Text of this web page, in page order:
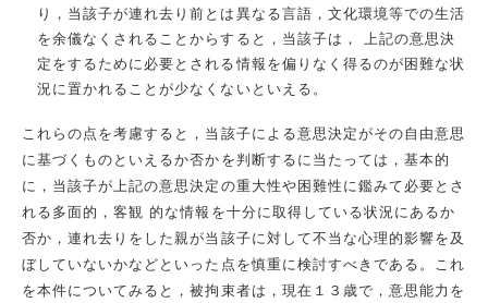
り，当該子が連れ去り前とは異なる言語，文化環境等での生活
を余儀なくされることからすると，当該子は， 上記の意思決
定をするために必要とされる情報を偏りなく得るのが困難な状
況に置かれることが少なくないといえる。
これらの点を考慮すると，当該子による意思決定がその自由意思
に基づくものといえるか否かを判断するに当たっては，基本的
に，当該子が上記の意思決定の重大性や困難性に鑑みて必要とさ
れる多面的，客観 的な情報を十分に取得している状況にあるか
否か，連れ去りをした親が当該子に対して不当な心理的影響を及
ぼしていないかなどといった点を慎重に検討すべきである。これ
を本件についてみると，被拘束者は，現在１３歳で，意思能力を